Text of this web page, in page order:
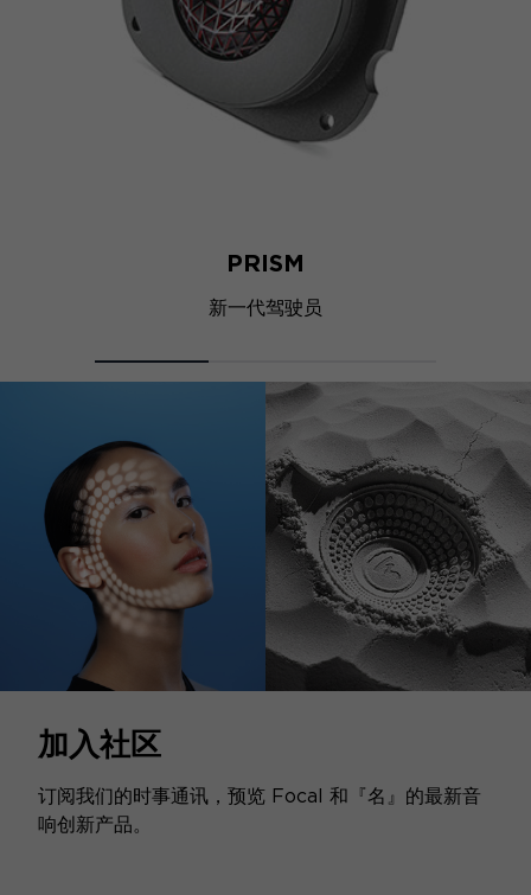
PRISM
新一代驾驶员
加入社区
订阅我们的时事通讯，预览 Focal 和『名』的最新音
响创新产品。